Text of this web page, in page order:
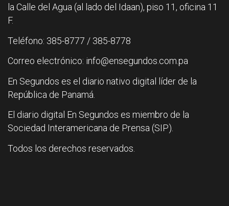
la Calle del Agua (al lado del Idaan), piso 11, oficina 11
F.
Teléfono: 385-8777 / 385-8778
Correo electrónico: info@ensegundos.com.pa
En Segundos es el diario nativo digital líder de la
República de Panamá.
El diario digital En Segundos es miembro de la
Sociedad Interamericana de Prensa (SIP).
Todos los derechos reservados.